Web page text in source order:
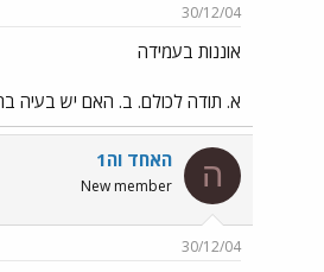
30/12/04
אוננות בעמידה
א. תודה לכולם. ב. האם יש בעיה
ה האחד וה1
New member
30/12/04